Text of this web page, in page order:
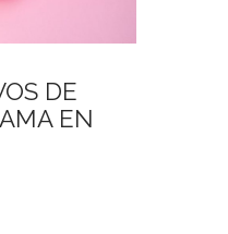
DE
EN